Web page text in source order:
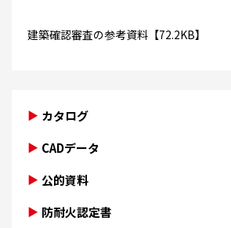
建築確認審査の参考資料【72.2KB】
カタログ
CADデータ
公的資料
防耐火認定書